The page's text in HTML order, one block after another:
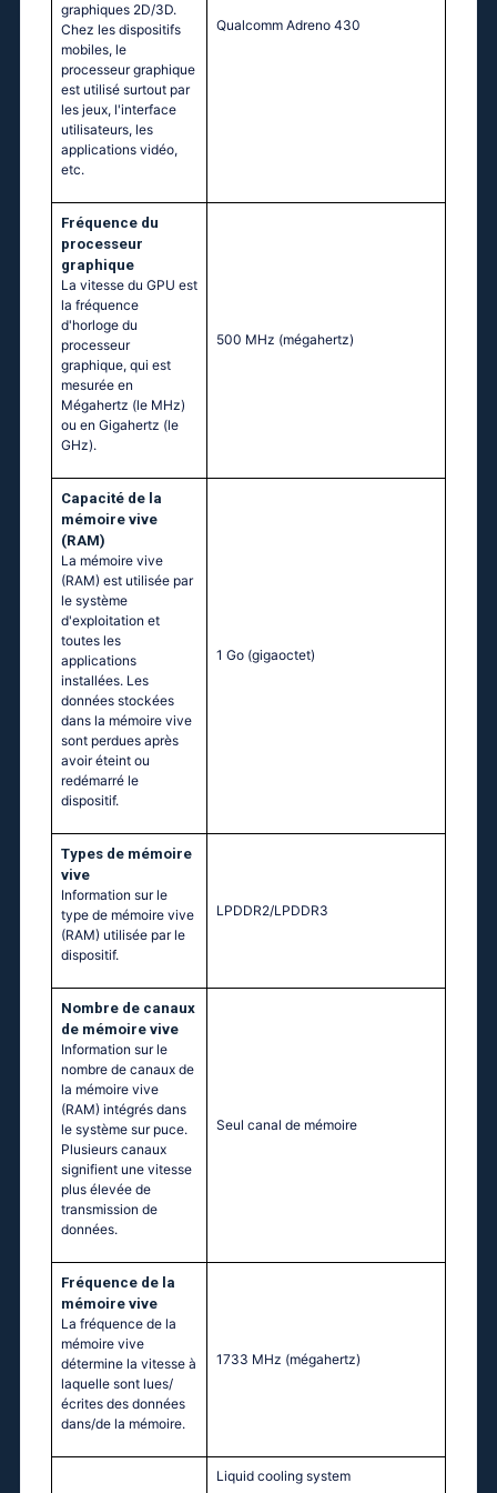
graphiques 2D/3D.
Chez les dispositifs
mobiles, le
processeur graphique
est utilisé surtout par
les jeux, l'interface
utilisateurs, les
applications vidéo,
etc.
Qualcomm Adreno 430
Fréquence du
processeur
graphique
La vitesse du GPU est
la fréquence
d'horloge du
processeur
graphique, qui est
mesurée en
Mégahertz (le MHz)
ou en Gigahertz (le
GHz).
500 MHz (mégahertz)
Capacité de la
mémoire vive
(RAM)
La mémoire vive
(RAM) est utilisée par
le système
d'exploitation et
toutes les
applications
installées. Les
données stockées
dans la mémoire vive
sont perdues après
avoir éteint ou
redémarré le
dispositif.
1 Go (gigaoctet)
Тypes de mémoire
vive
Information sur le
type de mémoire vive
(RAM) utilisée par le
dispositif.
LPDDR2/LPDDR3
Nombre de canaux
de mémoire vive
Information sur le
nombre de canaux de
la mémoire vive
(RAM) intégrés dans
le système sur puce.
Plusieurs canaux
signifient une vitesse
plus élevée de
transmission de
données.
Seul canal de mémoire
Fréquence de la
mémoire vive
La fréquence de la
mémoire vive
détermine la vitesse à
laquelle sont lues/
écrites des données
dans/de la mémoire.
1733 MHz (mégahertz)
Liquid cooling system